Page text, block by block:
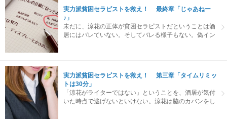
実力派貧困セラピストを救え！ 最終章「じゃあねー
♪」
未だに、涼花の正体が貧困セラピストだということは酒
居にはバレていない。そしてバレる様子もない。偽イン
実力派貧困セラピストを救え！ 第三章「タイムリミッ
トは30分」
「涼花がライターではない」ということを、酒居が気付
いた時点で逃げないといけない。涼花は脇のカバンをし